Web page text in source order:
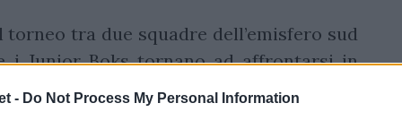
- Do Not Process My Personal Information
tra due squadre dell’emisfero sud
i Junior Boks tornano ad affrontarsi in
quell’occasione furono i sudafricani ad
Zelanda l’unica sconfitta (16-22) in una